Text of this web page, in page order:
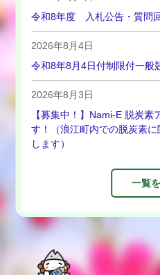
令和8年度 入札公告・質問
2026年8月4日
令和8年8月4日付制限付一般
2026年8月3日
【募集中！】Nami-E 脱炭素
す！（浪江町内での脱炭素
します）
一覧